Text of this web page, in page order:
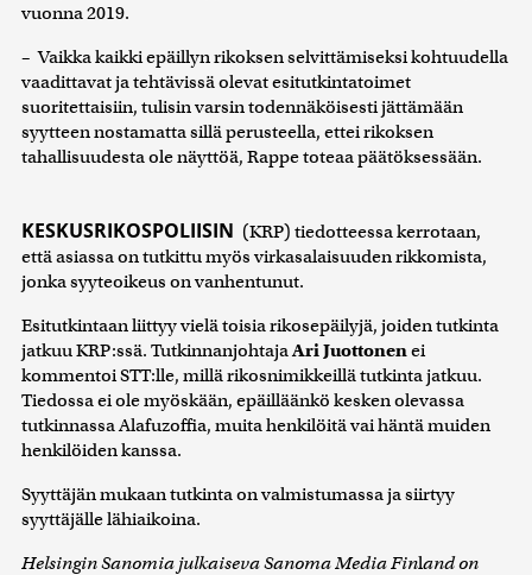
vuonna 2019.
– Vaikka kaikki epäillyn rikoksen selvittämiseksi kohtuudella
vaadittavat ja tehtävissä olevat esitutkintatoimet
suoritettaisiin, tulisin varsin todennäköisesti jättämään
syytteen nostamatta sillä perusteella, ettei rikoksen
tahallisuudesta ole näyttöä, Rappe toteaa päätöksessään.
KESKUSRIKOSPOLIISIN (KRP) tiedotteessa kerrotaan,
että asiassa on tutkittu myös virkasalaisuuden rikkomista,
jonka syyteoikeus on vanhentunut.
Esitutkintaan liittyy vielä toisia rikosepäilyjä, joiden tutkinta
jatkuu KRP:ssä. TutkinnanjohtajaAri Juottonenei
kommentoi STT:lle, millä rikosnimikkeillä tutkinta jatkuu.
Tiedossa ei ole myöskään, epäilläänkö kesken olevassa
tutkinnassa Alafuzoffia, muita henkilöitä vai häntä muiden
henkilöiden kanssa.
Syyttäjän mukaan tutkinta on valmistumassa ja siirtyy
syyttäjälle lähiaikoina.
Helsingin Sanomia julkaiseva Sanoma Media Finland on